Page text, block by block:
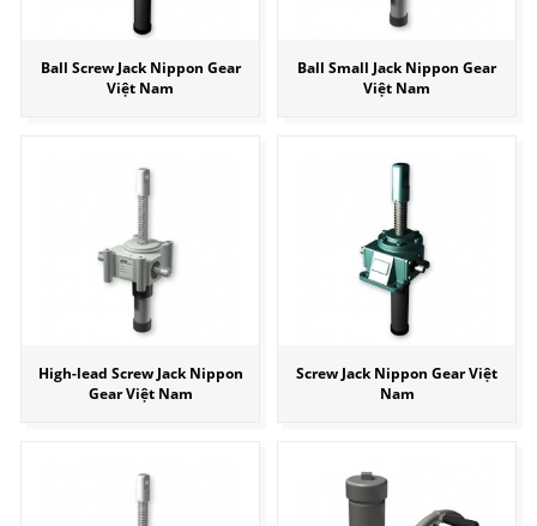
Ball Screw Jack Nippon Gear
Việt Nam
Ball Small Jack Nippon Gear
Việt Nam
High-lead Screw Jack Nippon
Gear Việt Nam
Screw Jack Nippon Gear Việt
Nam